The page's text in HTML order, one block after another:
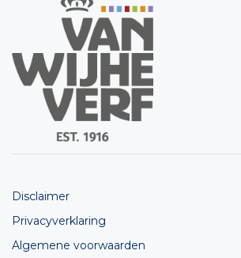
Disclaimer
Privacyverklaring
Algemene voorwaarden